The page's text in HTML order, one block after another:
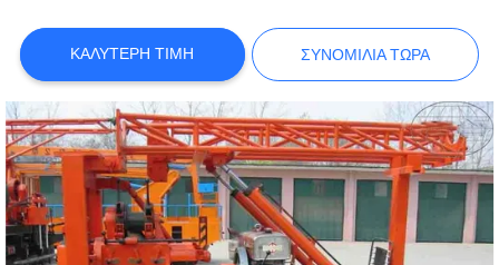
ΣΥΝΟΜΙΛΊΑ
ΤΏΡΑ
COMPANY
NEWS
ΚΑΛΎΤΕΡΗ ΤΙΜΉ ΣΥΝΟΜΙΛΊΑ ΤΏΡΑ